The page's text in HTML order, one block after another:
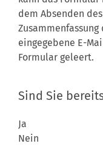
dem Absenden
eingegebene E-
Formular geleert.
Sind Sie
Ja
Nein